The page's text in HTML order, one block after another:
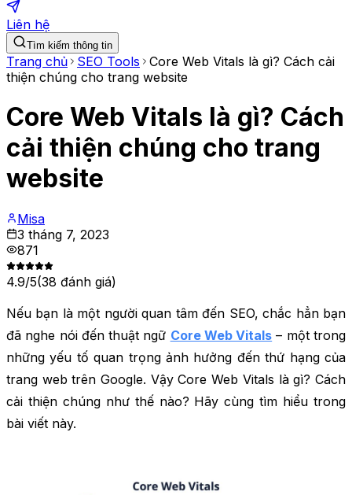
Liên hệ
Tìm kiếm thông tin
Trang chủ SEO Tools
Core Web Vitals là gì? Cách cải
thiện chúng cho trang website
Core Web Vitals là gì? Cách
cải thiện chúng cho trang
website
Misa
3 tháng 7, 2023
871
4.9/5(38 đánh giá)
Nếu bạn là một người quan tâm đến SEO, chắc hẳn bạn
đã nghe nói đến thuật ngữ Core Web Vitals – một trong
những yếu tố quan trọng ảnh hưởng đến thứ hạng của
trang web trên Google. Vậy Core Web Vitals là gì? Cách
cải thiện chúng như thế nào? Hãy cùng tìm hiểu trong
bài viết này.